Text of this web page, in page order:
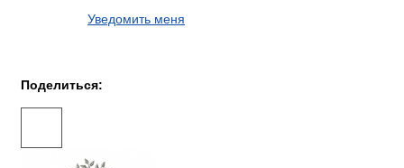
Уведомить меня
Поделиться: